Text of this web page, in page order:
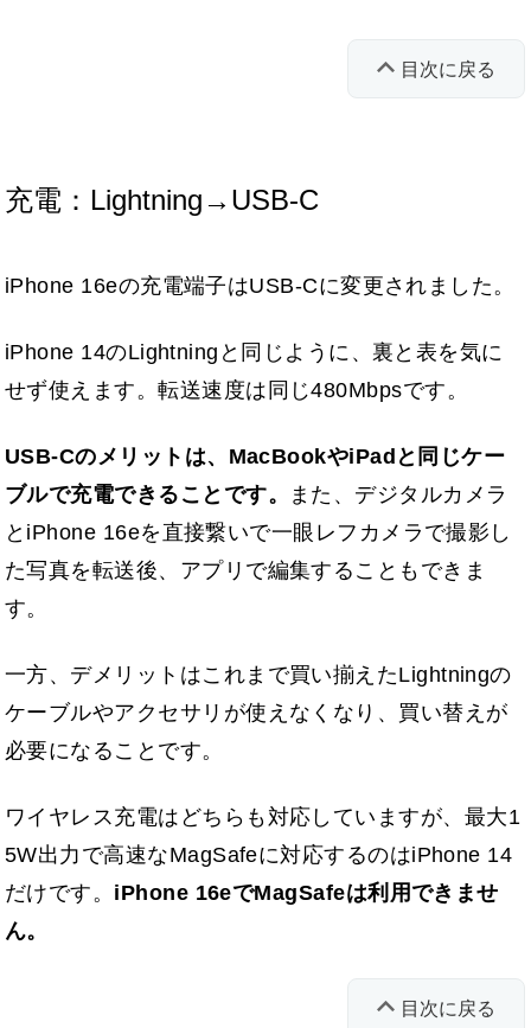
目次に戻る
充電：Lightning→USB-C
iPhone 16eの充電端子はUSB-Cに変更されました。
iPhone 14のLightningと同じように、裏と表を気に
せず使えます。転送速度は同じ480Mbpsです。
USB-Cのメリットは、MacBookやiPadと同じケー
ブルで充電できることです。
また、デジタルカメラ
とiPhone 16eを直接繋いで一眼レフカメラで撮影し
た写真を転送後、アプリで編集することもできま
す。
一方、デメリットはこれまで買い揃えたLightningの
ケーブルやアクセサリが使えなくなり、買い替えが
必要になることです。
ワイヤレス充電はどちらも対応していますが、最大1
5W出力で高速なMagSafeに対応するのはiPhone 14
だけです。 iPhone 16eでMagSafeは利用できませ
ん。
目次に戻る